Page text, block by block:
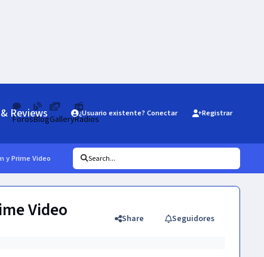
Reviews
ForosBlogGalleryRadios
¿Usuario existente? Conectar Registrar
y Prime Video Search...
Video Share Seguidores